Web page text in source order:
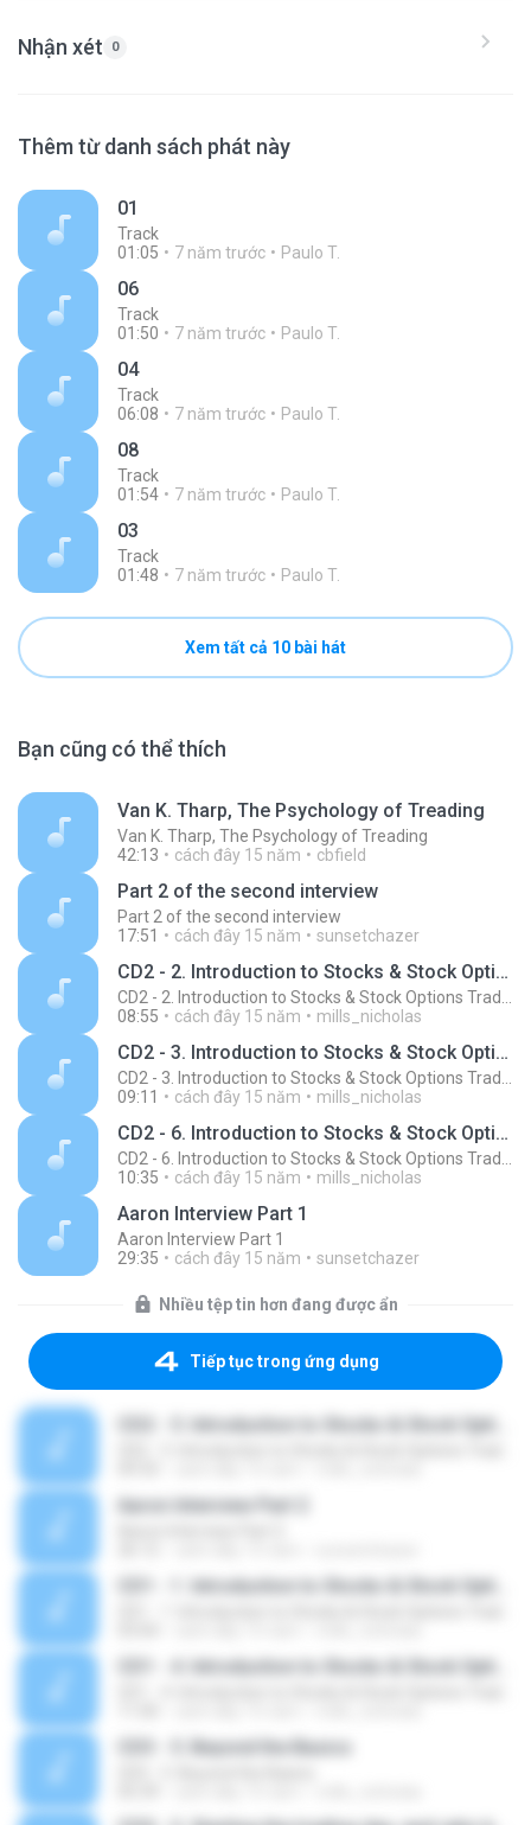
Nhận xét 0
Thêm từ danh sách phát này
01
Track
01:05
7 năm trước Paulo T.
06
Track
01:50
7 năm trước Paulo T.
04
Track
06:08
7 năm trước Paulo T.
08
Track
01:54
7 năm trước Paulo T.
03
Track
01:48
7 năm trước Paulo T.
Xem tất cả 10 bài hát
Bạn cũng có thể thích
Van K. Tharp, The Psychology of Treading
Van K. Tharp, The Psychology of Treading
42:13
cách đây 15 năm cbfield
Part 2 of the second interview
Part 2 of the second interview
17:51
cách đây 15 năm sunsetchazer
CD2 - 2. Introduction to Stocks & Stock Options Trading (Part 2/2)
08:55
cách đây 15 năm mills_nicholas
CD2 - 3. Introduction to Stocks & Stock Options Trading (Part 2/2)
09:11
cách đây 15 năm mills_nicholas
CD2 - 6. Introduction to Stocks & Stock Options Trading (Part 2/2)
10:35
cách đây 15 năm mills_nicholas
Aaron Interview Part 1
Aaron Interview Part 1
29:35
cách đây 15 năm sunsetchazer
Nhiều tệp tin hơn đang được ẩn
Tiếp tục trong ứng dụng
Aaron Interview Part 2
CD3 - 5. Beyond the Basics